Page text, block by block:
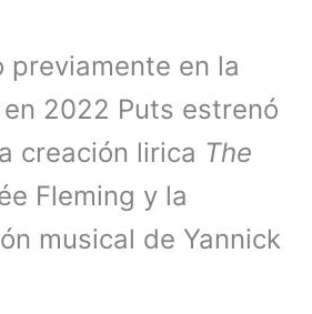
en la
en 2022 Puts estrenó
creación lirica The
Fleming y la
musical de Yannick